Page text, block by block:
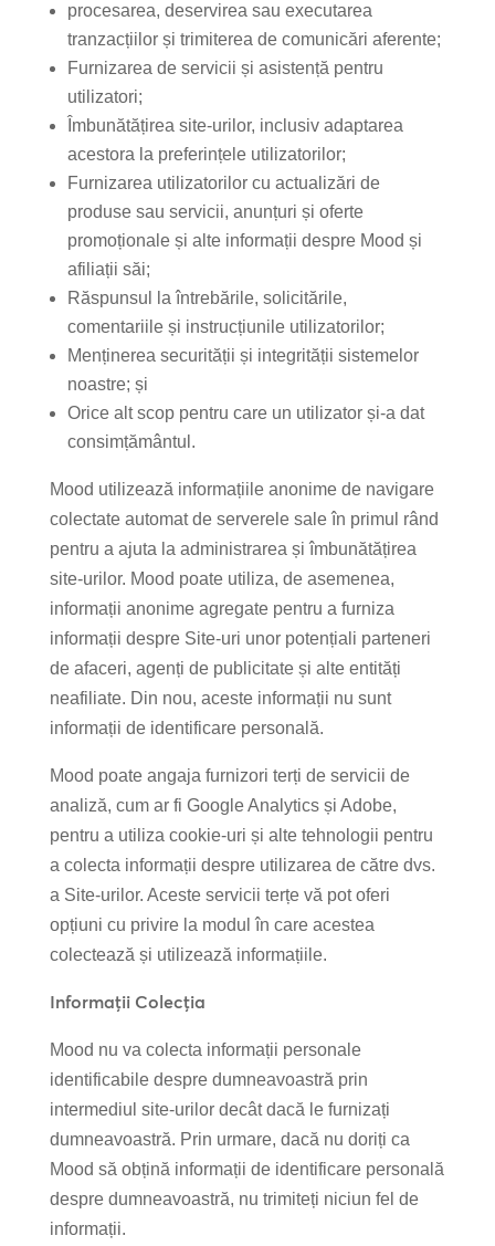
procesarea, deservirea sau executarea
tranzacțiilor și trimiterea de comunicări aferente;
Furnizarea de servicii și asistență pentru
utilizatori;
Îmbunătățirea site-urilor, inclusiv adaptarea
acestora la preferințele utilizatorilor;
Furnizarea utilizatorilor cu actualizări de
produse sau servicii, anunțuri și oferte
promoționale și alte informații despre Mood și
afiliații săi;
Răspunsul la întrebările, solicitările,
comentariile și instrucțiunile utilizatorilor;
Menținerea securității și integrității sistemelor
noastre; și
Orice alt scop pentru care un utilizator și-a dat
consimțământul.
Mood utilizează informațiile anonime de navigare
colectate automat de serverele sale în primul rând
pentru a ajuta la administrarea și îmbunătățirea
site-urilor. Mood poate utiliza, de asemenea,
informații anonime agregate pentru a furniza
informații despre Site-uri unor potențiali parteneri
de afaceri, agenți de publicitate și alte entități
neafiliate. Din nou, aceste informații nu sunt
informații de identificare personală.
Mood poate angaja furnizori terți de servicii de
analiză, cum ar fi Google Analytics și Adobe,
pentru a utiliza cookie-uri și alte tehnologii pentru
a colecta informații despre utilizarea de către dvs.
a Site-urilor. Aceste servicii terțe vă pot oferi
opțiuni cu privire la modul în care acestea
colectează și utilizează informațiile.
Informații Colecția
Mood nu va colecta informații personale
identificabile despre dumneavoastră prin
intermediul site-urilor decât dacă le furnizați
dumneavoastră. Prin urmare, dacă nu doriți ca
Mood să obțină informații de identificare personală
despre dumneavoastră, nu trimiteți niciun fel de
informații.